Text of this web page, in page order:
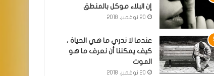
إن البلاء موكل بالمنطق
20 نوفمبر، 2018
عندما لا ندري ما هي الحياة ،
كيف يمكننا أن نعرف ما هو
الموت
20 نوفمبر، 2018